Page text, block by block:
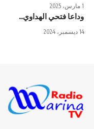
1 مارس، 2025
وداعا فتحي الهداوي..
14 ديسمبر، 2024